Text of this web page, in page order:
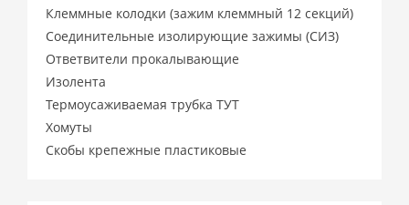
Клеммные колодки (зажим клеммный 12 секций)
Соединительные изолирующие зажимы (СИЗ)
Ответвители прокалывающие
Изолента
Термоусаживаемая трубка ТУТ
Хомуты
Скобы крепежные пластиковые